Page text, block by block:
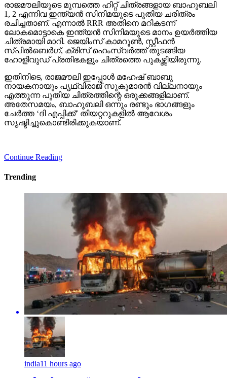
രാജമൗലിയുടെ മുമ്പത്തെ ഹിറ്റ് ചിത്രങ്ങളായ ബാഹുബലി
1, 2 എന്നിവ ഇന്ത്യന്‍ സിനിമയുടെ പുതിയ ചരിത്രം
രചിച്ചതാണ്. എന്നാല്‍ RRR അതിനെ മറികടന്ന്
ലോകമൊട്ടാകെ ഇന്ത്യന്‍ സിനിമയുടെ മാനം ഉയര്‍ത്തിയ
ചിത്രമായി മാറി. ജെയിംസ് കാമറൂണ്‍, സ്റ്റീഫന്‍
സ്പില്‍ബെര്‍ഗ്, ക്രിസ് ഹെംസ്വര്‍ത്ത് തുടങ്ങിയ
ഹോളിവുഡ് പ്രതിഭകളും ചിത്രത്തെ പുകഴ്ത്തിയിരുന്നു.
ഇതിനിടെ, രാജമൗലി ഇപ്പോള്‍ മഹേഷ് ബാബു
നായകനായും പൃഥ്വിരാജ് സുകുമാരന്‍ വില്ലനായും
എത്തുന്ന പുതിയ ചിത്രത്തിന്റെ ഒരുക്കങ്ങളിലാണ്.
അതേസമയം, ബാഹുബലി ഒന്നും രണ്ടും ഭാഗങ്ങളും
ചേര്‍ത്ത ‘ദി എപ്പിക്ക്’ തിയറ്ററുകളില്‍ ആവേശം
സൃഷ്ടിച്ചുകൊണ്ടിരിക്കുകയാണ്.
Continue Reading
Trending
india11 hours ago